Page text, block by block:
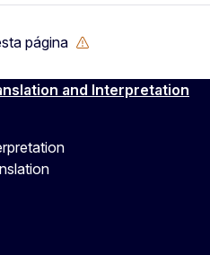
página
and Interpretation